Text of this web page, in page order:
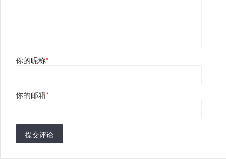
你的昵称*
你的邮箱*
提交评论